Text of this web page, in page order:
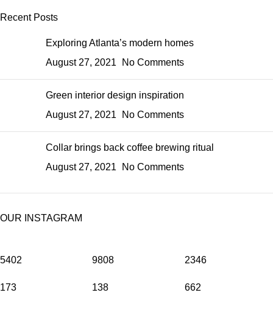
Recent Posts
Exploring Atlanta’s modern homes
August 27, 2021
No Comments
Green interior design inspiration
August 27, 2021
No Comments
Collar brings back coffee brewing ritual
August 27, 2021
No Comments
OUR INSTAGRAM
5402
173
9808
138
2346
662